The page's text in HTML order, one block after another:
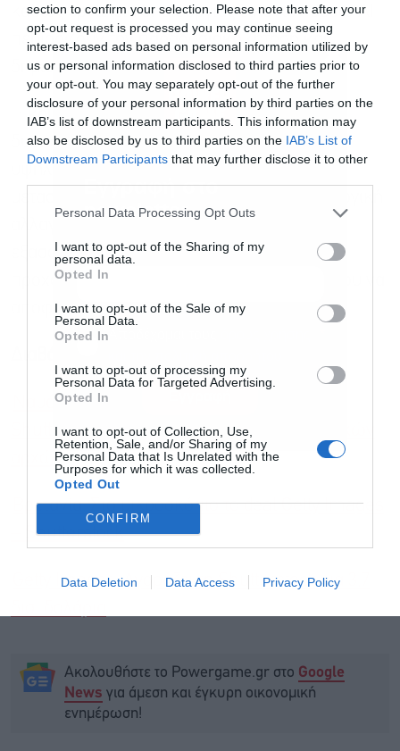
section to confirm your selection. Please note that after your
opt-out request is processed you may continue seeing
interest-based ads based on personal information utilized by
us or personal information disclosed to third parties prior to
your opt-out. You may separately opt-out of the further
disclosure of your personal information by third parties on the
IAB’s list of downstream participants. This information may
also be disclosed by us to third parties on the IAB’s List of
Downstream Participants that may further disclose it to other
Personal Data Processing Opt Outs
I want to opt-out of the Sharing of my
personal data.
Opted In
I want to opt-out of the Sale of my
Personal Data.
Opted In
I want to opt-out of processing my
Personal Data for Targeted Advertising.
Opted In
I want to opt-out of Collection, Use,
Retention, Sale, and/or Sharing of my
Personal Data that Is Unrelated with the
Purposes for which it was collected.
Opted Out
CONFIRM
Data Deletion Data Access Privacy Policy
καθώς εργαλεία δημιουργίας εικόνων μέσω AI
περιορίζουν την παραδοσιακή ζήτηση και
δημιουργούν νέο ανταγωνισμό.
Η κρίση στη Getty Images αναδεικνύει τις
δυσκολίες που αντιμετωπίζουν εταιρείες με
υψηλό δανεισμό σε κλάδους οι οποίοι
αλλαγή. Η εταιρεία καλείται πλέον να
εξασφαλίσει νέα χρηματοδότηση ή να
προχωρήσει σε αναδιάρθρωση, προκειμένου να
αποφύγει μια βαθύτερη κρίση ρευστότητας.
Ναυάγησε η συγχώνευση Getty Images –
Shutterstock μετά το “μπλόκο” των βρετανικών
αρχών
Βρετανία: Στο μικροσκόπιο το deal Getty Images
– Shutterstock
Getty Images: Αγοράζει τη Shutterstock για 3,7
Ακολουθήστε το Powergame.gr στο Google
News για άμεση και έγκυρη οικονομική
ενημέρωση!
Εγγραφή στο
newsletter
Αποδέχομαι τους